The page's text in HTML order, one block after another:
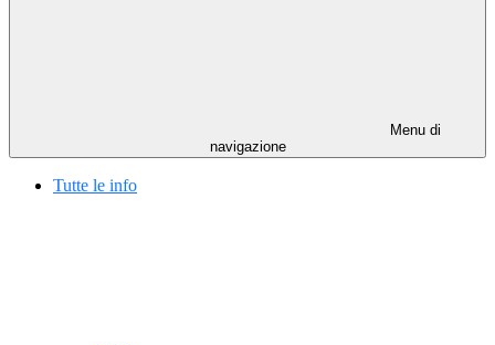
Menu di
navigazione
Tutte le info